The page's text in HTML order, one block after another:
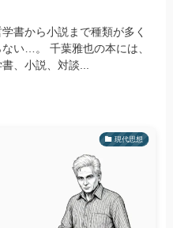
書から小説まで種類が多く
い…。 千葉雅也の本には、
、小説、対談...
現代思想